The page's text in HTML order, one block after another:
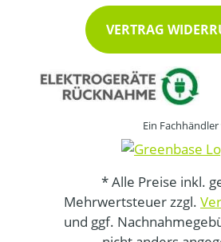
VERTRAG
Ein
* Alle Preise inkl.
Mehrwertsteuer zzgl.
und ggf.